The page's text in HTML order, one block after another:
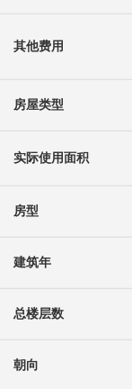
其他费用
房屋类型
实际使用面积
房型
建筑年
总楼层数
朝向